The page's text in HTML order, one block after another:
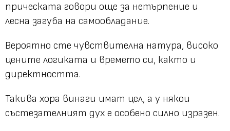
прическата говори още за нетърпение и
лесна загуба на самообладание.
Вероятно сте чувствителна натура, високо
цените логиката и времето си, както и
директността.
Такива хора винаги имат цел, а у някои
състезателният дух е особено силно изразен.